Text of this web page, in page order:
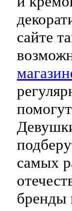
сайте
самых
бренды